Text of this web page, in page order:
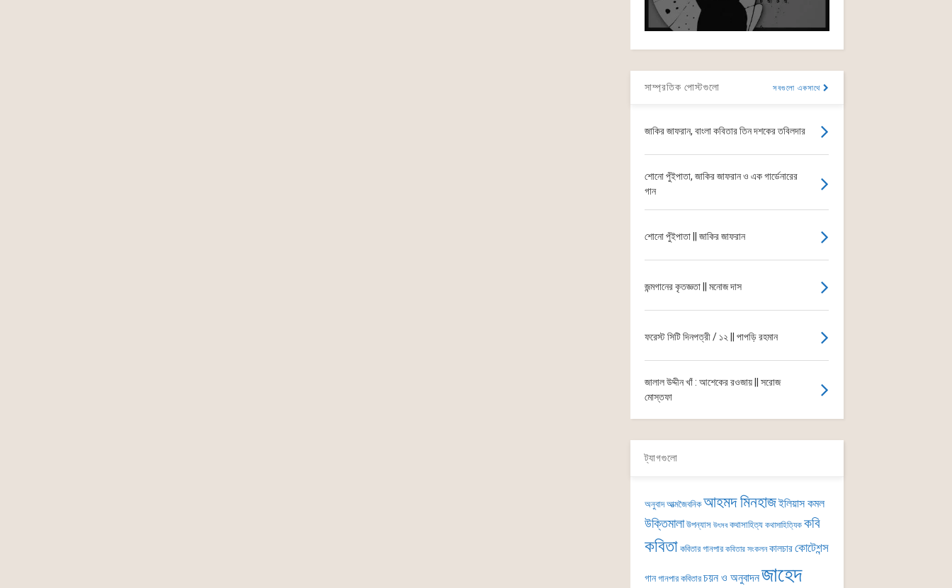
সাম্প্রতিক পোস্টগুলো সবগুলো একসাথে
জাকির জাফরান, বাংলা কবিতার তিন দশকের তবিলদার
শোনো পুঁইপাতা, জাকির জাফরান ও এক গার্ডেনারের
গান
শোনো পুঁইপাতা || জাকির জাফরান
জন্মগানের কৃতজ্ঞতা || মনোজ দাস
ফরেস্ট সিটি দিনপত্রী / ১২ || পাপড়ি রহমান
জালাল উদ্দীন খাঁ : আশেকের রওজায় || সরোজ
মোস্তফা
ট্যাগগুলো
অনুবাদ আত্মজৈবনিক আহমদ মিনহাজইলিয়াস কমল
উক্তিমালা উপন্যাস উৎসব কথাসাহিত্য কথাসাহিত্যিক কবি
কবিতা কবিতার গানপার কবিতার সংকলন কালচারকোটেশন্স
গান গানপার কবিতার চয়ন ও অনুবাদনজাহেদ